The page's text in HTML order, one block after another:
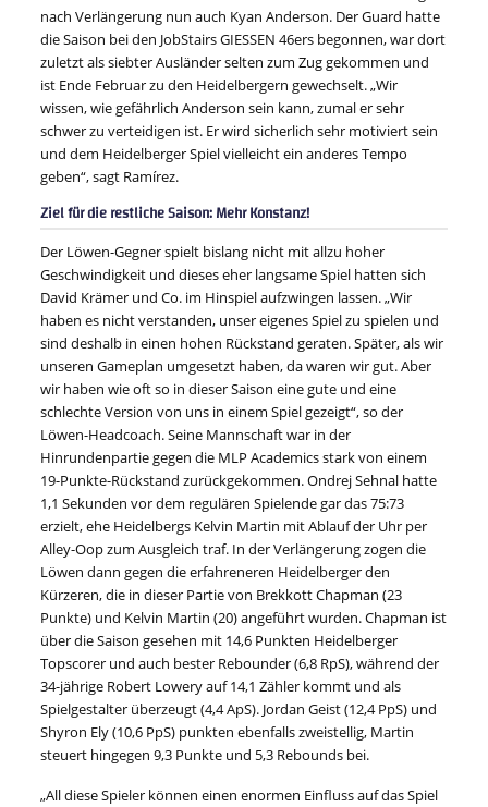
nach Verlängerung nun auch Kyan Anderson. Der Guard hatte
die Saison bei den JobStairs GIESSEN 46ers begonnen, war dort
zuletzt als siebter Ausländer selten zum Zug gekommen und
ist Ende Februar zu den Heidelbergern gewechselt. „Wir
wissen, wie gefährlich Anderson sein kann, zumal er sehr
schwer zu verteidigen ist. Er wird sicherlich sehr motiviert sein
und dem Heidelberger Spiel vielleicht ein anderes Tempo
geben“, sagt Ramírez.
Ziel für die restliche Saison: Mehr Konstanz!
Der Löwen-Gegner spielt bislang nicht mit allzu hoher
Geschwindigkeit und dieses eher langsame Spiel hatten sich
David Krämer und Co. im Hinspiel aufzwingen lassen. „Wir
haben es nicht verstanden, unser eigenes Spiel zu spielen und
sind deshalb in einen hohen Rückstand geraten. Später, als wir
unseren Gameplan umgesetzt haben, da waren wir gut. Aber
wir haben wie oft so in dieser Saison eine gute und eine
schlechte Version von uns in einem Spiel gezeigt“, so der
Löwen-Headcoach. Seine Mannschaft war in der
Hinrundenpartie gegen die MLP Academics stark von einem
19-Punkte-Rückstand zurückgekommen. Ondrej Sehnal hatte
1,1 Sekunden vor dem regulären Spielende gar das 75:73
erzielt, ehe Heidelbergs Kelvin Martin mit Ablauf der Uhr per
Alley-Oop zum Ausgleich traf. In der Verlängerung zogen die
Löwen dann gegen die erfahreneren Heidelberger den
Kürzeren, die in dieser Partie von Brekkott Chapman (23
Punkte) und Kelvin Martin (20) angeführt wurden. Chapman ist
über die Saison gesehen mit 14,6 Punkten Heidelberger
Topscorer und auch bester Rebounder (6,8 RpS), während der
34-jährige Robert Lowery auf 14,1 Zähler kommt und als
Spielgestalter überzeugt (4,4 ApS). Jordan Geist (12,4 PpS) und
Shyron Ely (10,6 PpS) punkten ebenfalls zweistellig, Martin
steuert hingegen 9,3 Punkte und 5,3 Rebounds bei.
„All diese Spieler können einen enormen Einfluss auf das Spiel